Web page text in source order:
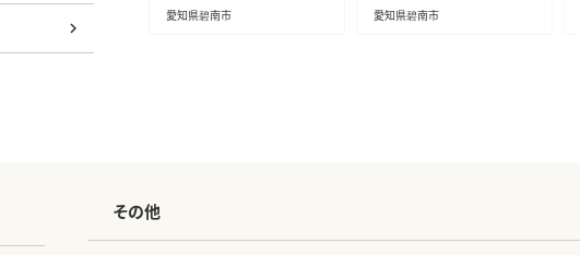
59-116
愛知県碧南市 愛知県碧南市
その他